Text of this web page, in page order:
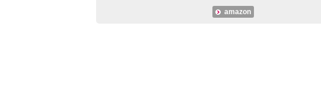
amazon